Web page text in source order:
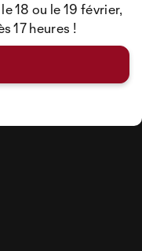
18 ou le 19 février,
17 heures !